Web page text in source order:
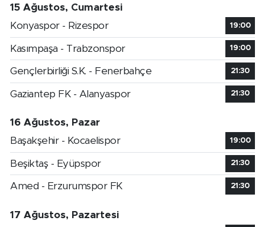
15 Ağustos, Cumartesi
Konyaspor - Rizespor
19:00
Kasımpaşa - Trabzonspor 19:00
Gençlerbirliği S.K. - Fenerbahçe 21:30
Gaziantep FK - Alanyaspor 21:30
16 Ağustos, Pazar
Başakşehir - Kocaelispor
19:00
Beşiktaş - Eyüpspor 21:30
Amed - Erzurumspor FK 21:30
17 Ağustos, Pazartesi